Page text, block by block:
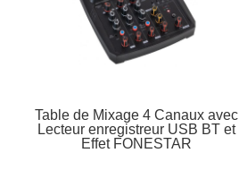
Table de Mixage 4 Canaux avec
Lecteur enregistreur USB BT et
Effet FONESTAR